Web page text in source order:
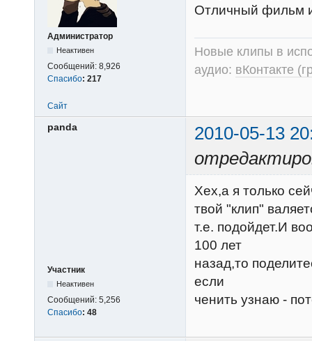
Администратор
Неактивен
Сообщений: 8,926
Спасибо: 217
Отличный фильм
Новые клипы в
аудио: вКонтакте
Сайт
panda
2010-05-13
Участник
Неактивен
Сообщений: 5,256
Спасибо: 48
Хех,а я только
твой "клип"
т.е. подойдет.И
100 лет
назад,то
если
ченить узнаю -